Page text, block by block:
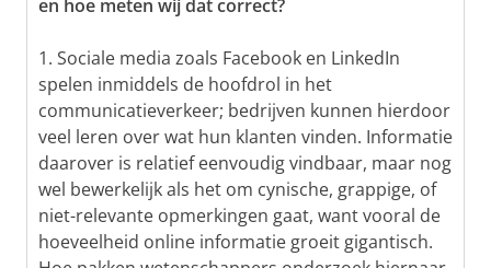
en hoe meten wij dat correct?
1. Sociale media zoals Facebook en LinkedIn
spelen inmiddels de hoofdrol in het
communicatieverkeer; bedrijven kunnen hierdoor
veel leren over wat hun klanten vinden. Informatie
daarover is relatief eenvoudig vindbaar, maar nog
wel bewerkelijk als het om cynische, grappige, of
niet-relevante opmerkingen gaat, want vooral de
hoeveelheid online informatie groeit gigantisch.